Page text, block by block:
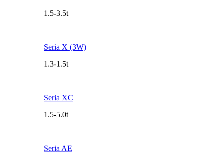
1.5-3.5t
Seria X (3W)
1.3-1.5t
Seria XC
1.5-5.0t
Seria AE